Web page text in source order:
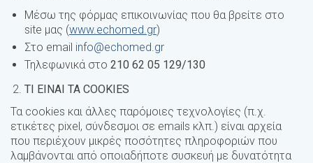
Μέσω της φόρμας επικοινωνίας που θα βρείτε στο
site μας (www.echomed.gr)
Στο email info@echomed.gr
Τηλεφωνικά στο 210 62 05 129/130
ΤΙ ΕΙΝΑΙ ΤΑ COOKIES
Τα cookies και άλλες παρόμοιες τεχνολογίες (π.χ.
ετικέτες pixel, σύνδεσμοι σε emails κλπ.) είναι αρχεία
που περιέχουν μικρές ποσότητες πληροφοριών που
λαμβάνονται από οποιαδήποτε συσκευή με δυνατότητα